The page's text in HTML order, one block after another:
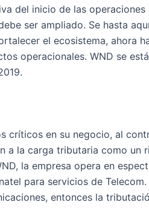
del inicio de las
ser ampliado. Se hasta
el ecosistema, ahora
operacionales. WND se
críticos en su negocio, al
a la carga tributaria como un
la empresa opera en
para servicios de
entonces la